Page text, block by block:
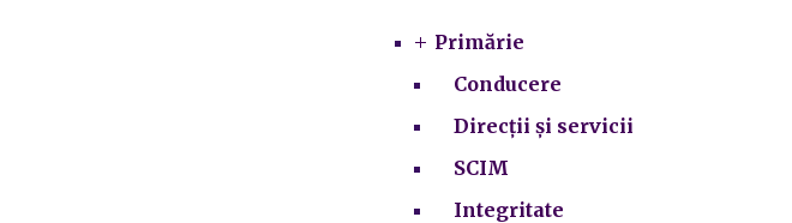
Primărie
Conducere
Direcții și servicii
SCIM
Integritate